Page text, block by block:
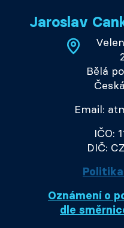
Jaroslav
Bělá
Email:
IČO:
DIČ:
Oznámení o
dle